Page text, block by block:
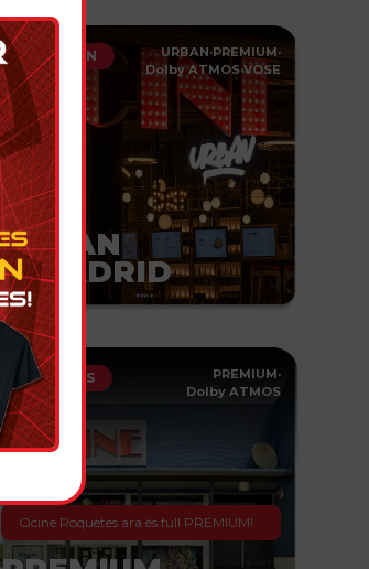
ALCORCÓN URBAN·PREMIUM·
Dolby ATMOS·VOSE
URBAN
X-MADRID
ROQUETES PREMIUM·
Dolby ATMOS
Ocine Roquetes ara és full PREMIUM!